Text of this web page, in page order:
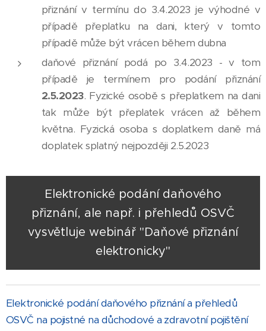
přiznání v termínu do 3.4.2023 je výhodné v
případě přeplatku na dani, který v tomto
případě může být vrácen během dubna
daňové přiznání podá po 3.4.2023 - v tom
případě je termínem pro podání přiznání
2.5.2023. Fyzické osobě s přeplatkem na dani
tak může být přeplatek vrácen až během
května. Fyzická osoba s doplatkem daně má
doplatek splatný nejpozději 2.5.2023
Elektronické podání daňového
přiznání, ale např. i přehledů OSVČ
vysvětluje webinář "Daňové přiznání
elektronicky"
Elektronické podání daňového přiznání a přehledů
OSVČ na pojistné na důchodové a zdravotní pojištění